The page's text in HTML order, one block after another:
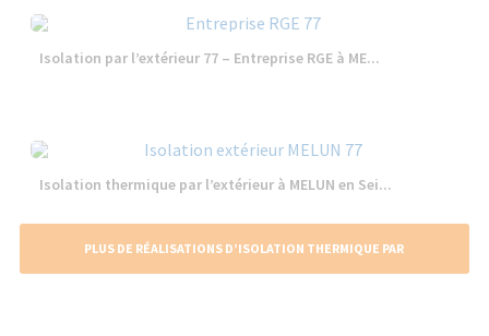
Isolation par l’extérieur 77 – Entreprise RGE à ME...
Isolation thermique par l’extérieur à MELUN en Sei...
PLUS DE RÉALISATIONS D’ISOLATION THERMIQUE PAR